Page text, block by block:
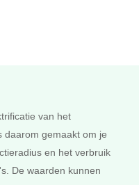
van het
daarom gemaakt om je
en het verbruik
De waarden kunnen